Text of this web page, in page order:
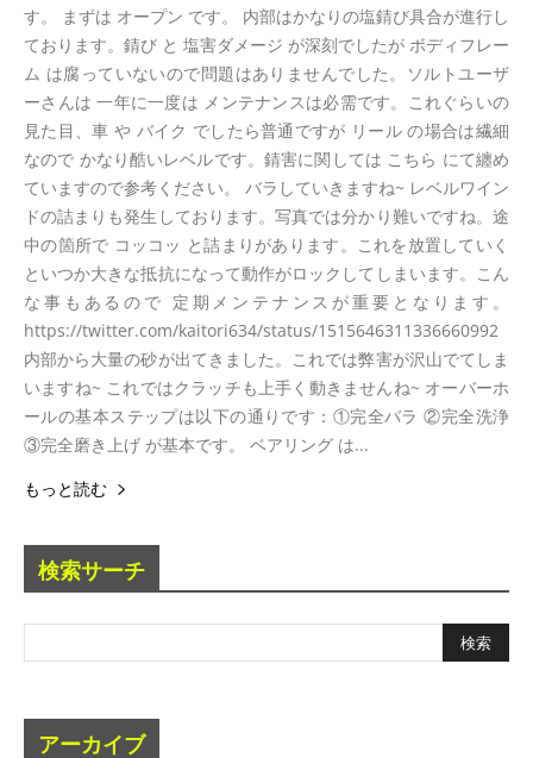
す。 まずは オープン です。 内部はかなりの塩錆び具合が進行し
ております。錆び と 塩害ダメージ が深刻でしたが ボディフレー
ム は腐っていないので問題はありませんでした。ソルトユーザ
ーさんは 一年に一度は メンテナンスは必需です。これぐらいの
見た目、車 や バイク でしたら普通ですが リール の場合は繊細
なので かなり酷いレベルです。錆害に関しては こちら にて纏め
ていますので参考ください。 バラしていきますね~ レベルワイン
ドの詰まりも発生しております。写真では分かり難いですね。途
中の箇所で コッコッ と詰まりがあります。これを放置していく
といつか大きな抵抗になって動作がロックしてしまいます。こん
な事もあるので 定期メンテナンスが重要となります。
https://twitter.com/kaitori634/status/1515646311336660992
内部から大量の砂が出てきました。これでは弊害が沢山でてしま
いますね~ これではクラッチも上手く動きませんね~ オーバーホ
ールの基本ステップは以下の通りです：①完全バラ ②完全洗浄
③完全磨き上げ が基本です。 ベアリング は...
もっと読む
検索サーチ
アーカイブ